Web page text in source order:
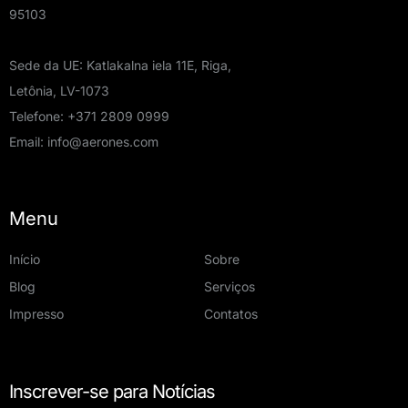
95103
Sede da UE: Katlakalna iela 11E, Riga,
Letônia, LV-1073
Telefone: +371 2809 0999
Email: info@aerones.com
Menu
Início
Sobre
Blog
Serviços
Impresso
Contatos
Inscrever-se para Notícias